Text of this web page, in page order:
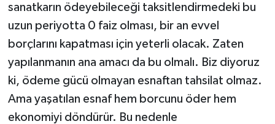
sanatkarın ödeyebileceği taksitlendirmedeki bu
uzun periyotta 0 faiz olması, bir an evvel
borçlarını kapatması için yeterli olacak. Zaten
yapılanmanın ana amacı da bu olmalı. Biz diyoruz
ki, ödeme gücü olmayan esnaftan tahsilat olmaz.
Ama yaşatılan esnaf hem borcunu öder hem
ekonomiyi döndürür. Bu nedenle